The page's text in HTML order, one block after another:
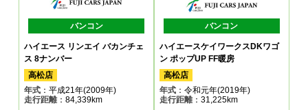
バンコン
ハイエース リンエイ バカンチェ
ス 8ナンバー
高松店
年式 ：平成21年(2009年)
走行距離：84,339km
バンコン
ハイエースケイワークスDKワゴ
ン ポップUP FF暖房
高松店
年式：令和元年(2019年)
走行距離：31,225km